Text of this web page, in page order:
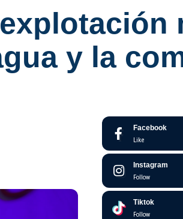
y la
Facebook
Like
Instagram
Follow
Tiktok
Follow